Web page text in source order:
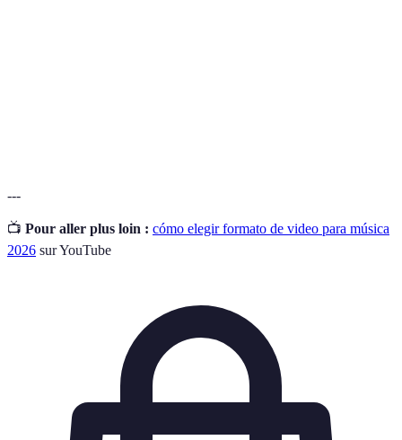
---
📺 Pour aller plus loin : cómo elegir formato de video para música
2026 sur YouTube